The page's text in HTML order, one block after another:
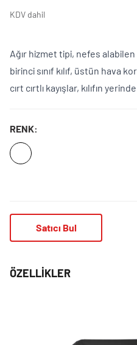
Türkçe(tr)
KDV dahil
Ağır hizmet tipi, nefes
birinci sınıf kılıf, üstün hava
cırt cırtlı kayışlar, kılıfın
RENK:
Satıcı Bul
ÖZELLIKLER